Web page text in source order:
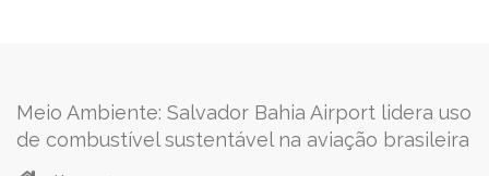
Meio Ambiente: Salvador Bahia Airport lidera uso
de combustível sustentável na aviação brasileira